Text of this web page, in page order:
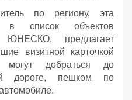
по региону, эта
в список объектов
ЮНЕСКО, предлагает
визитной карточкой
могут добраться до
дороге, пешком по